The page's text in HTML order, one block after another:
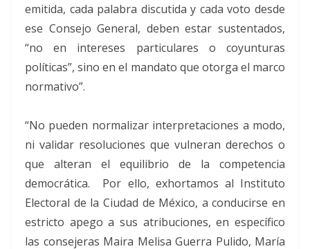
emitida, cada palabra discutida y cada voto desde
ese Consejo General, deben estar sustentados,
“no en intereses particulares o coyunturas
políticas”, sino en el mandato que otorga el marco
normativo”.
“No pueden normalizar interpretaciones a modo,
ni validar resoluciones que vulneran derechos o
que alteran el equilibrio de la competencia
democrática. Por ello, exhortamos al Instituto
Electoral de la Ciudad de México, a conducirse en
estricto apego a sus atribuciones, en específico
las consejeras Maira Melisa Guerra Pulido, María